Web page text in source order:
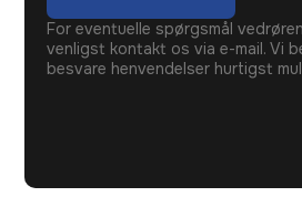
For eventuelle spørgsmål
venligst kontakt os via e-mail. Vi
besvare henvendelser hurtigst